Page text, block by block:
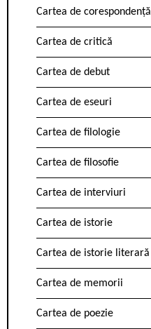
Cartea de corespondență
Cartea de critică
Cartea de debut
Cartea de eseuri
Cartea de filologie
Cartea de filosofie
Cartea de interviuri
Cartea de istorie
Cartea de istorie literară
Cartea de memorii
Cartea de poezie